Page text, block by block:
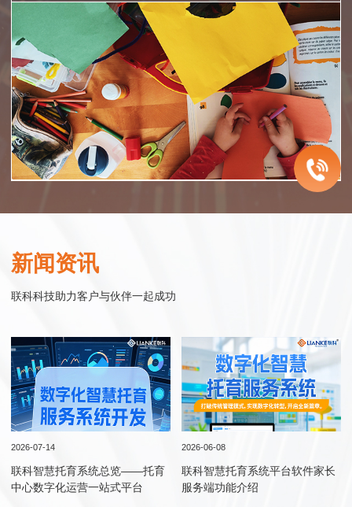
验，同时结合大量市场调研数据，帮助医院塑造良好的整体形象，同时建
立完善的网络医疗服务体系。联科先后与温州医科大学附属眼视光医院、
温州医科大学附属第二医院、教育部近视防控与诊治工程研究中心、浙江
瑞安市人民医院等行业精英企业合作，积极探索和实践医院互联网应用。
行业实践
建设开发、微信小程序开发、网络购物商城系统开发、移动电商连锁开店
平台开发到网络营销整合服务，始终围绕企业发展过程中对销售力提升的
需求，进行持续的服务创新和产品研发。
行业实践
“迎客精灵小程序商城”是一款基于移动互联网的微信应用服务产品，以时
下最热门的互动应用微信为媒介，配合微信支付功能，实现商家与客户的
在线互动，即时推送最新商品信息给微信用户，实现微信在线的购物功
行业实践
务普惠化为主要内容，通过互联网的技术、思维与精神，连接互联网世界
与现实世界，实现政府组织结构的优化改善和办事流程的精简调整，构建
集约化、高效化、数字化的治理模式与运行模式，通过新的模式、场景、
行业实践
新闻资讯
联科科技助力客户与伙伴一起成功
2026-07-14
联科智慧托育系统总览——托育
中心数字化运营一站式平台
2026-06-08
联科智慧托育系统平台软件家长
服务端功能介绍